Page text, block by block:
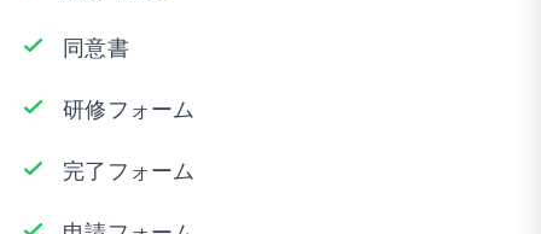
同意書
研修フォーム
完了フォーム